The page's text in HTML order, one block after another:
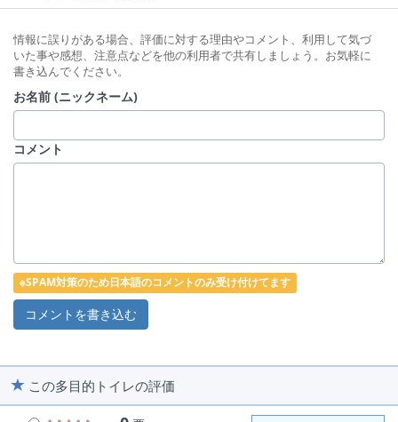
情報に誤りがある場合、評価に対する理由やコメント、利用して気づ
いた事や感想、注意点などを他の利用者で共有しましょう。お気軽に
書き込んでください。
お名前 (ニックネーム)
コメント
※SPAM対策のため日本語のコメントのみ受け付けてます
この多目的トイレの評価